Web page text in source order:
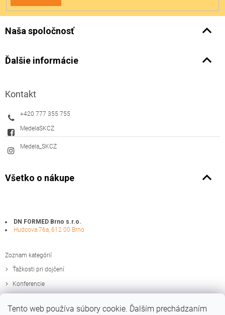
Tento web používa súbory cookie. Ďalším prechádzaním
Naša spoločnosť
Ďalšie informácie
Kontakt
+420 777 355 755
MedelaSKCZ
Medela_SKCZ
Všetko o nákupe
DN FORMED Brno s.r.o.
Hudcova 76a, 612 00 Brno
Zoznam kategórií
Ťažkosti pri dojčení
Konferencie
Edukačné materiály